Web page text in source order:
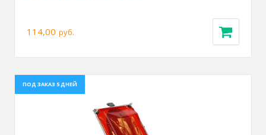
114,00 руб.
ПОД ЗАКАЗ 5 ДНЕЙ